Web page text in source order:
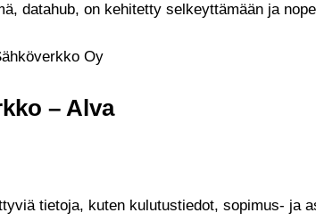
datahub, on kehitetty selkeyttämään ja
Oy
– Alva
tietoja, kuten kulutustiedot, sopimus- ja